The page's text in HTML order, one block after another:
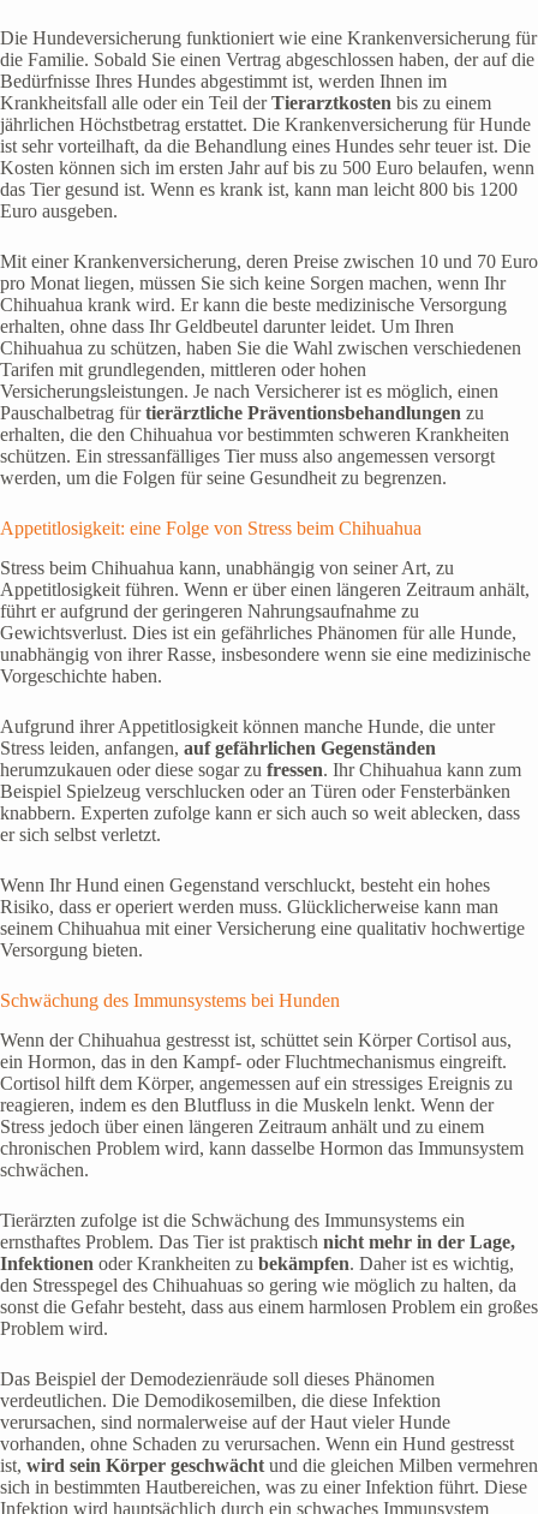
Die Hundeversicherung funktioniert wie eine Krankenversicherung für
die Familie. Sobald Sie einen Vertrag abgeschlossen haben, der auf die
Bedürfnisse Ihres Hundes abgestimmt ist, werden Ihnen im
Krankheitsfall alle oder ein Teil derTierarztkosten bis zu einem
jährlichen Höchstbetrag erstattet. Die Krankenversicherung für Hunde
ist sehr vorteilhaft, da die Behandlung eines Hundes sehr teuer ist. Die
Kosten können sich im ersten Jahr auf bis zu 500 Euro belaufen, wenn
das Tier gesund ist. Wenn es krank ist, kann man leicht 800 bis 1200
Euro ausgeben.
Mit einer Krankenversicherung, deren Preise zwischen 10 und 70 Euro
pro Monat liegen, müssen Sie sich keine Sorgen machen, wenn Ihr
Chihuahua krank wird. Er kann die beste medizinische Versorgung
erhalten, ohne dass Ihr Geldbeutel darunter leidet. Um Ihren
Chihuahua zu schützen, haben Sie die Wahl zwischen verschiedenen
Tarifen mit grundlegenden, mittleren oder hohen
Versicherungsleistungen. Je nach Versicherer ist es möglich, einen
Pauschalbetrag fürtierärztliche Präventionsbehandlungen zu
erhalten, die den Chihuahua vor bestimmten schweren Krankheiten
schützen. Ein stressanfälliges Tier muss also angemessen versorgt
werden, um die Folgen für seine Gesundheit zu begrenzen.
Appetitlosigkeit: eine Folge von Stress beim Chihuahua
Stress beim Chihuahua kann, unabhängig von seiner Art, zu
Appetitlosigkeit führen. Wenn er über einen längeren Zeitraum anhält,
führt er aufgrund der geringeren Nahrungsaufnahme zu
Gewichtsverlust. Dies ist ein gefährliches Phänomen für alle Hunde,
unabhängig von ihrer Rasse, insbesondere wenn sie eine medizinische
Vorgeschichte haben.
Aufgrund ihrer Appetitlosigkeit können manche Hunde, die unter
Stress leiden, anfangen, auf gefährlichen Gegenständen
herumzukauen oder diese sogar zu fressen. Ihr Chihuahua kann zum
Beispiel Spielzeug verschlucken oder an Türen oder Fensterbänken
knabbern. Experten zufolge kann er sich auch so weit ablecken, dass
er sich selbst verletzt.
Wenn Ihr Hund einen Gegenstand verschluckt, besteht ein hohes
Risiko, dass er operiert werden muss. Glücklicherweise kann man
seinem Chihuahua mit einer Versicherung eine qualitativ hochwertige
Versorgung bieten.
Schwächung des Immunsystems bei Hunden
Wenn der Chihuahua gestresst ist, schüttet sein Körper Cortisol aus,
ein Hormon, das in den Kampf- oder Fluchtmechanismus eingreift.
Cortisol hilft dem Körper, angemessen auf ein stressiges Ereignis zu
reagieren, indem es den Blutfluss in die Muskeln lenkt. Wenn der
Stress jedoch über einen längeren Zeitraum anhält und zu einem
chronischen Problem wird, kann dasselbe Hormon das Immunsystem
schwächen.
Tierärzten zufolge ist die Schwächung des Immunsystems ein
ernsthaftes Problem. Das Tier ist praktisch nicht mehr in der Lage,
Infektionen oder Krankheiten zu bekämpfen. Daher ist es wichtig,
den Stresspegel des Chihuahuas so gering wie möglich zu halten, da
sonst die Gefahr besteht, dass aus einem harmlosen Problem ein großes
Problem wird.
Das Beispiel der Demodezienräude soll dieses Phänomen
verdeutlichen. Die Demodikosemilben, die diese Infektion
verursachen, sind normalerweise auf der Haut vieler Hunde
vorhanden, ohne Schaden zu verursachen. Wenn ein Hund gestresst
ist, wird sein Körper geschwächt und die gleichen Milben vermehren
sich in bestimmten Hautbereichen, was zu einer Infektion führt. Diese
Infektion wird hauptsächlich durch ein schwaches Immunsystem